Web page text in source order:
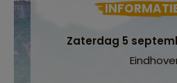
Zaterdag 5